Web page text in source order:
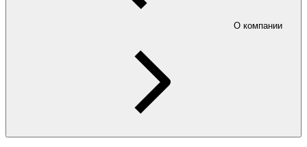
О компании